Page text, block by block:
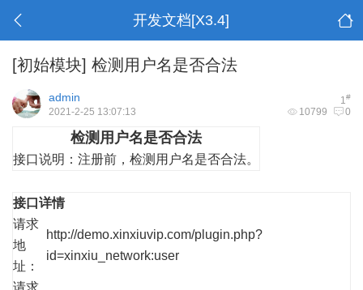
开发文档[X3.4]
[初始模块] 检测用户名是否合法
1#
admin
10799 0
2021-2-25 13:07:13
检测用户名是否合法
接口说明： 注册前，检测用户名是否合法。
接口详情
请求
地
址：
http://demo.xinxiuvip.com/plugin.php?
id=xinxiu_network:user
请求